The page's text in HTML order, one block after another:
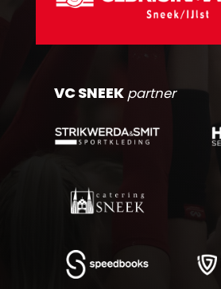
VC SNEEK partner